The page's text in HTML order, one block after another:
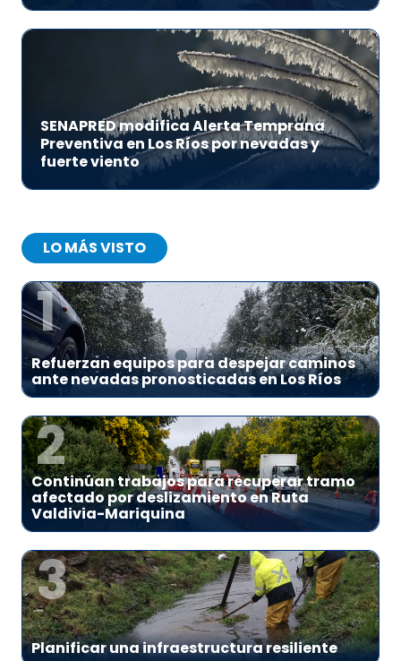
SENAPRED modifica Alerta Temprana
Preventiva en Los Ríos por nevadas y
fuerte viento
LO MÁS VISTO
1
Refuerzan equipos para despejar caminos
ante nevadas pronosticadas en Los Ríos
2
Continúan trabajos para recuperar tramo
afectado por deslizamiento en Ruta
Valdivia-Mariquina
3
Planificar una infraestructura resiliente